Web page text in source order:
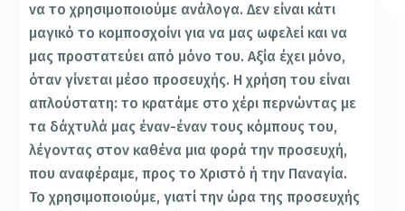
να το χρησιμοποιούμε ανάλογα. Δεν είναι κάτι
μαγικό το κομποσχοίνι για να μας ωφελεί και να
μας προστατεύει από μόνο του. Αξία έχει μόνο,
όταν γίνεται μέσο προσευχής. Η χρήση του είναι
απλούστατη: το κρατάμε στο χέρι περνώντας με
τα δάχτυλά μας έναν-έναν τους κόμπους του,
λέγοντας στον καθένα μια φορά την προσευχή,
που αναφέραμε, προς το Χριστό ή την Παναγία.
Το χρησιμοποιούμε, γιατί την ώρα της προσευχής